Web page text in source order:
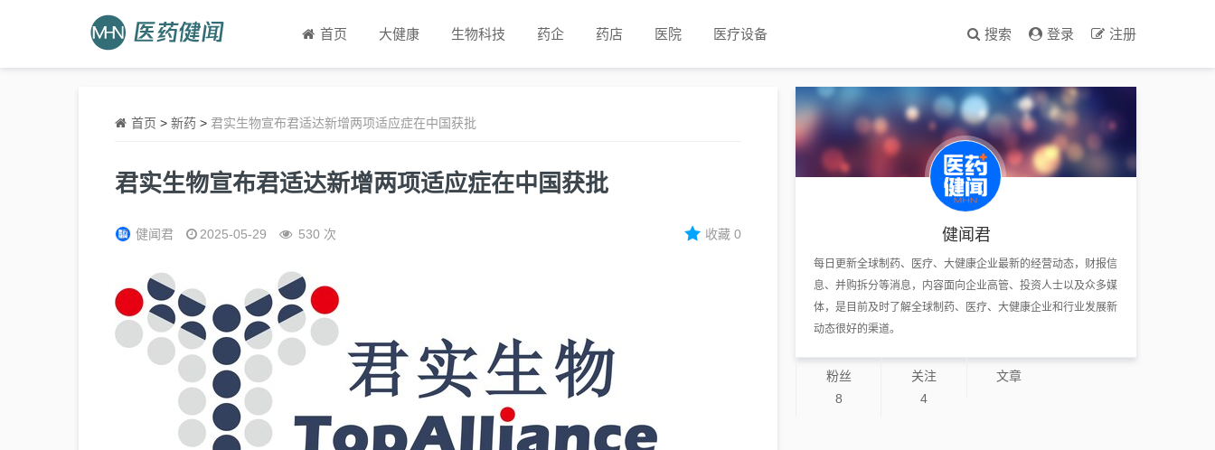
首页 大健康 生物科技 药企 药店 医院 医疗设备 搜索 登录 注册
首页 > 新药 > 君实生物宣布君适达新增两项适应症在中国获批
君实生物宣布君适达新增两项适应症在中国获批
健闻君 2025-05-29 530 次 收藏0 健闻君
每日更新全球制药、医疗、大健康企业最新的经营动态，财报信
息、并购拆分等消息，内容面向企业高管、投资人士以及众多媒
体，是目前及时了解全球制药、医疗、大健康企业和行业发展新
动态很好的渠道。
粉丝
8
关注
4
文章